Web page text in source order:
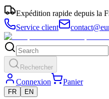
Expédition rapide depuis la
Service client
Rechercher
Connexion Panier
FR EN